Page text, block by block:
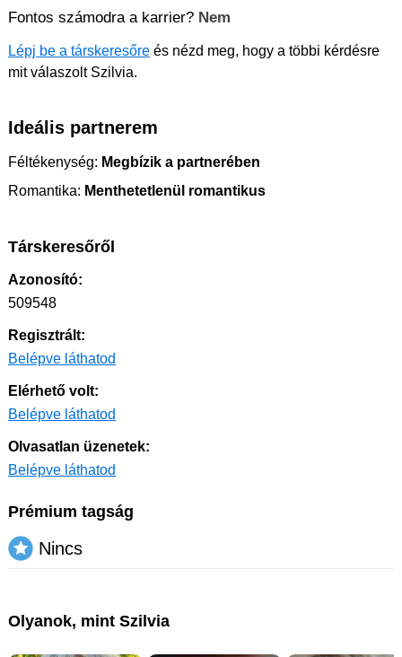
Fontos számodra a karrier? Nem
Lépj be a társkeresőre és nézd meg, hogy a többi kérdésre
mit válaszolt Szilvia.
Ideális partnerem
Féltékenység: Megbízik a partnerében
Romantika: Menthetetlenül romantikus
Társkeresőről
Azonosító:
509548
Regisztrált:
Belépve láthatod
Elérhető volt:
Belépve láthatod
Olvasatlan üzenetek:
Belépve láthatod
Prémium tagság
Nincs
Olyanok, mint Szilvia